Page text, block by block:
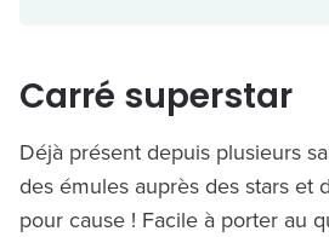
Carré superstar
Déjà présent depuis plusieurs
des émules auprès des stars et
pour cause ! Facile à porter au